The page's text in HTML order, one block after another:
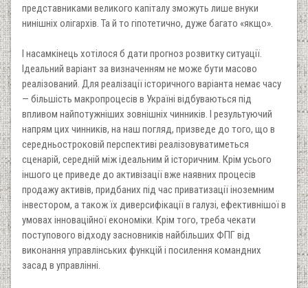
представниками великого капіталу зможуть лише внуки
нинішніх олігархів. Та й то гіпотетично, дуже багато «якщо».
I насамкінець хотілося б дати прогноз розвитку ситуації.
Iдеальний варіант за визначенням не може бути масово
реалізований. Для реалізації історичного варіанта немає часу
— більшість макропроцесів в Україні відбуваються під
впливом найпотужніших зовнішніх чинників. I результуючий
напрям цих чинників, на наш погляд, призведе до того, що в
середньостроковій перспективі реалізовуватиметься
сценарій, середній між ідеальним й історичним. Крім усього
іншого це приведе до активізації вже наявних процесів
продажу активів, придбаних під час приватизації іноземним
інвестором, а також їх диверсифікації в галузі, ефективнішої в
умовах інноваційної економіки. Крім того, треба чекати
поступового відходу засновників найбільших ФПГ від
виконання управлінських функцій і посилення командних
засад в управлінні.